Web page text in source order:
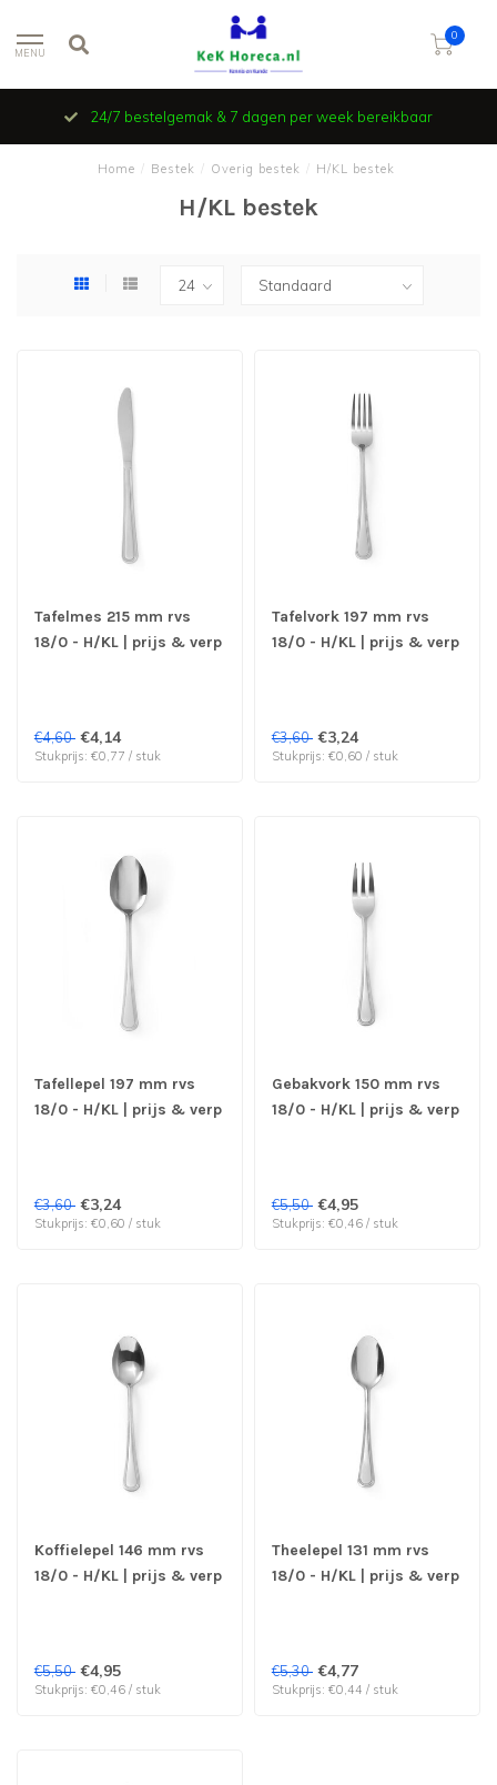
MENU
0
24/7 bestelgemak & 7 dagen per week bereikbaar
Home Bestek Overig bestek H/KL bestek
H/KL bestek
Tafelmes 215 mm rvs
18/0 - H/KL | prijs & verp
€4,60 €4,14
Stukprijs: €0,77 / stuk
Tafelvork 197 mm rvs
18/0 - H/KL | prijs & verp
€3,60 €3,24
Stukprijs: €0,60 / stuk
Tafellepel 197 mm rvs
18/0 - H/KL | prijs & verp
€3,60 €3,24
Stukprijs: €0,60 / stuk
Gebakvork 150 mm rvs
18/0 - H/KL | prijs & verp
€5,50 €4,95
Stukprijs: €0,46 / stuk
Koffielepel 146 mm rvs
18/0 - H/KL | prijs & verp
€5,50 €4,95
Stukprijs: €0,46 / stuk
Theelepel 131 mm rvs
18/0 - H/KL | prijs & verp
€5,30 €4,77
Stukprijs: €0,44 / stuk